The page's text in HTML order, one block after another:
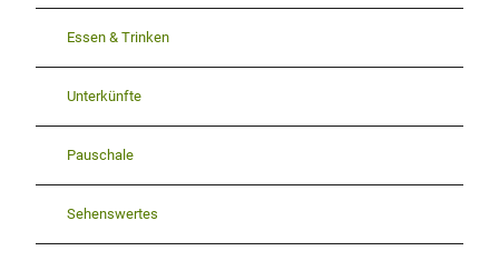
Essen & Trinken
Unterkünfte
Pauschale
Sehenswertes